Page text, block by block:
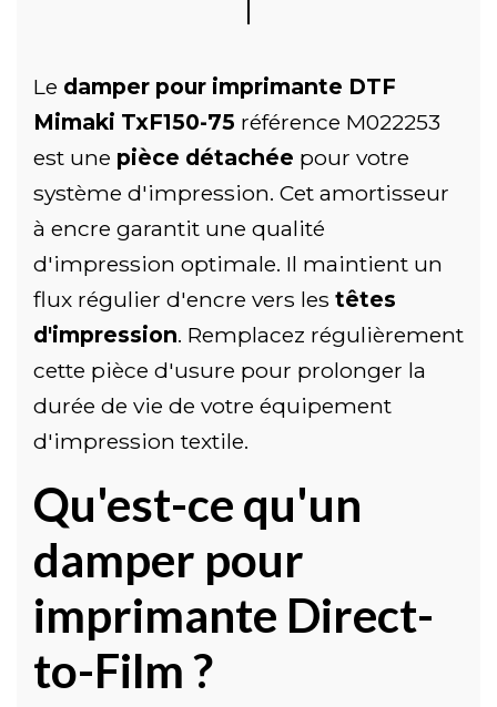
Le damper pour imprimante DTF
Mimaki TxF150-75 référence M022253
est une pièce détachée pour votre
système d'impression. Cet amortisseur
à encre garantit une qualité
d'impression optimale. Il maintient un
flux régulier d'encre vers les têtes
d'impression. Remplacez régulièrement
cette pièce d'usure pour prolonger la
durée de vie de votre équipement
d'impression textile.
Qu'est-ce qu'un
damper pour
imprimante Direct-
to-Film ?